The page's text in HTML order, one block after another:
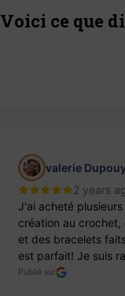
Voici ce que
valerie
2 years
J'ai acheté
création au crochet,
et des bracelets
est parfait! Je suis
Publié sur